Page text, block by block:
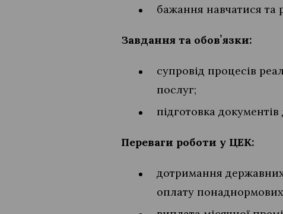
бажання навчатися та
Завдання та обовʼязки:
супровід процесів
послуг;
підготовка
Переваги роботи у ЦЕК:
дотримання державних
оплату